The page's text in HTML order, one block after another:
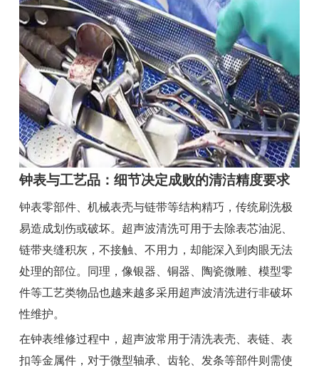
钟表与工艺品：细节决定成败的清洁精度要求
钟表零部件、机械表壳与链带等结构精巧，传统刷洗极
易造成划伤或破坏。超声波清洗可用于去除表芯油泥、
链带夹缝积灰，不接触、不用力，却能深入到肉眼无法
处理的部位。同理，像银器、铜器、陶瓷微雕、模型零
件等工艺类物品也越来越多采用超声波清洗进行非破坏
性维护。
在钟表维修过程中，超声波常用于清洗表壳、表链、表
扣等金属件，对于微型轴承、齿轮、发条等部件则需使